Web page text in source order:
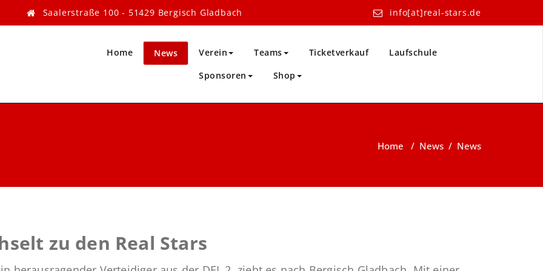
Saalerstraße 100 - 51429 Bergisch Gladbach info[at]real-stars.de
Home News Verein Teams Ticketverkauf
Laufschule
Sponsoren
Shop
Home / News / News
zu den Real Stars